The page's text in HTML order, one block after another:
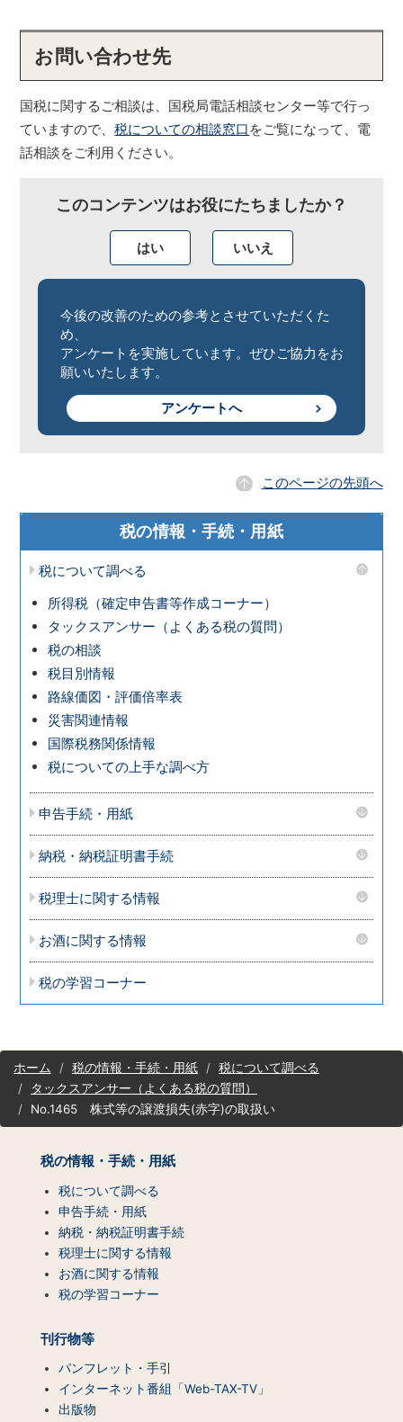
お問い合わせ先
国税に関するご相談は、国税局電話相談センター等で行っ
ていますので、税についての相談窓口 をご覧になって、電
話相談をご利用ください。
このコンテンツはお役にたちましたか？
はい いいえ
今後の改善のための参考とさせていただくた
め、
アンケートを実施しています。ぜひご協力をお
願いいたします。
アンケートへ
このページの先頭へ
税の情報・手続・用紙
税について調べる
所得税（確定申告書等作成コーナー）
タックスアンサー（よくある税の質問）
税の相談
税目別情報
路線価図・評価倍率表
災害関連情報
国際税務関係情報
税についての上手な調べ方
申告手続・用紙
納税・納税証明書手続
税理士に関する情報
お酒に関する情報
税の学習コーナー
サ
イホーム 税の情報・手続・用紙
税について調べる
タックスアンサー（よくある税の質問）
No.1465 株式等の譲渡損失(赤字)の取扱い
税の情報・手続・用紙
税について調べる
申告手続・用紙
納税・納税証明書手続
税理士に関する情報
お酒に関する情報
税の学習コーナー
刊行物等
パンフレット・手引
インターネット番組「Web-TAX-TV」
出版物